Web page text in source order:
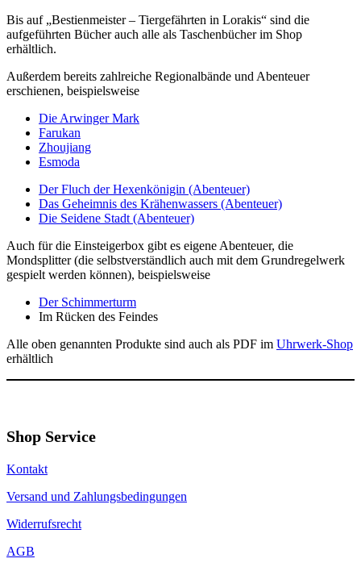
Bis auf „Bestienmeister – Tiergefährten in Lorakis“ sind die
aufgeführten Bücher auch alle als Taschenbücher im Shop
erhältlich.
Außerdem bereits zahlreiche Regionalbände und Abenteuer
erschienen, beispielsweise
Die Arwinger Mark
Farukan
Zhoujiang
Esmoda
Der Fluch der Hexenkönigin (Abenteuer)
Das Geheimnis des Krähenwassers (Abenteuer)
Die Seidene Stadt (Abenteuer)
Auch für die Einsteigerbox gibt es eigene Abenteuer, die
Mondsplitter (die selbstverständlich auch mit dem Grundregelwerk
gespielt werden können), beispielsweise
Der Schimmerturm
Im Rücken des Feindes
Alle oben genannten Produkte sind auch als PDF im Uhrwerk-Shop
erhältlich
Shop Service
Kontakt
Versand und Zahlungsbedingungen
Widerrufsrecht
AGB